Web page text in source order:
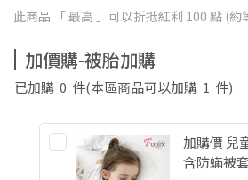
此商品 「 最高 」可以折抵紅利 100 點 (約
加價購-被胎加購
已加購 0 件(本區商品可以加購 1 件)
加購價 兒
含防蟎被